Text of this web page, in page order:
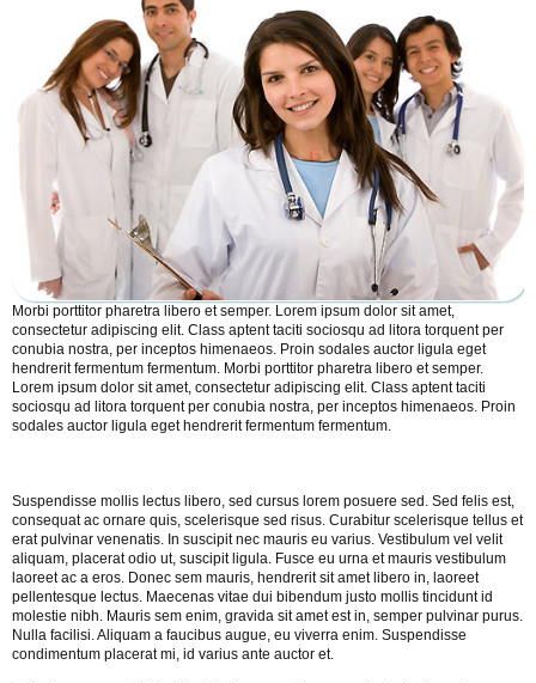
CONTACTS
Morbi porttitor pharetra libero et semper. Lorem ipsum dolor sit amet,
consectetur adipiscing elit. Class aptent taciti sociosqu ad litora torquent per
conubia nostra, per inceptos himenaeos. Proin sodales auctor ligula eget
hendrerit fermentum fermentum. Morbi porttitor pharetra libero et semper.
Lorem ipsum dolor sit amet, consectetur adipiscing elit. Class aptent taciti
sociosqu ad litora torquent per conubia nostra, per inceptos himenaeos. Proin
sodales auctor ligula eget hendrerit fermentum fermentum.
Suspendisse mollis lectus libero, sed cursus lorem posuere sed. Sed felis est,
consequat ac ornare quis, scelerisque sed risus. Curabitur scelerisque tellus et
erat pulvinar venenatis. In suscipit nec mauris eu varius. Vestibulum vel velit
aliquam, placerat odio ut, suscipit ligula. Fusce eu urna et mauris vestibulum
laoreet ac a eros. Donec sem mauris, hendrerit sit amet libero in, laoreet
pellentesque lectus. Maecenas vitae dui bibendum justo mollis tincidunt id
molestie nibh. Mauris sem enim, gravida sit amet est in, semper pulvinar purus.
Nulla facilisi. Aliquam a faucibus augue, eu viverra enim. Suspendisse
condimentum placerat mi, id varius ante auctor et.